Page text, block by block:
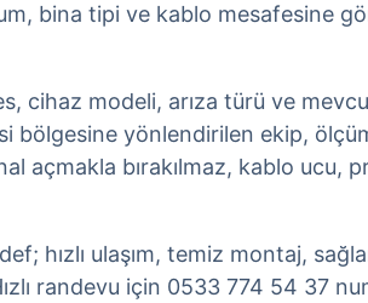
bina tipi ve kablo mesafesine
cihaz modeli, arıza türü ve
bölgesine yönlendirilen ekip,
açmakla bırakılmaz, kablo ucu,
hızlı ulaşım, temiz montaj,
randevu için 0533 774 54 37